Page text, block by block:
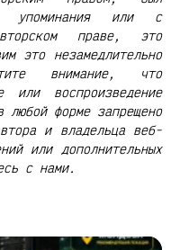
упоминания или с
праве, это
это незамедлительно
внимание, что
или воспроизведение
любой форме запрещено
и владельца веб-
или дополнительных
с нами.